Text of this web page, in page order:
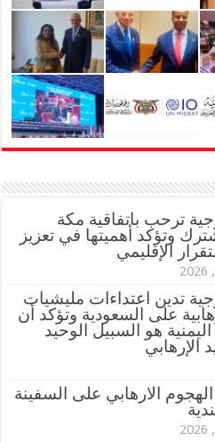
ترحب باتفاقية مكة
وتؤكد أهميتها في تعزيز
الإقليمي
تدين اعتداءات مليشيات
على السعودية وتؤكد أن
هو السبيل الوحيد
الإرهابي
الارهابي على السفينة